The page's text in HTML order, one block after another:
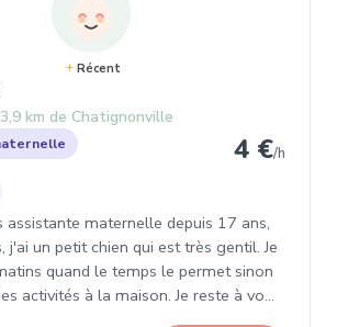
Récent
km de Chatignonville
4 €/h
assistante maternelle depuis 17 ans,
j'ai un petit chien qui est très gentil. Je
quand le temps le permet sinon
activités à la maison. Je reste à vo…